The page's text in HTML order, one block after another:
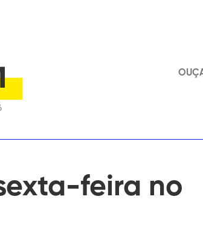
feira no